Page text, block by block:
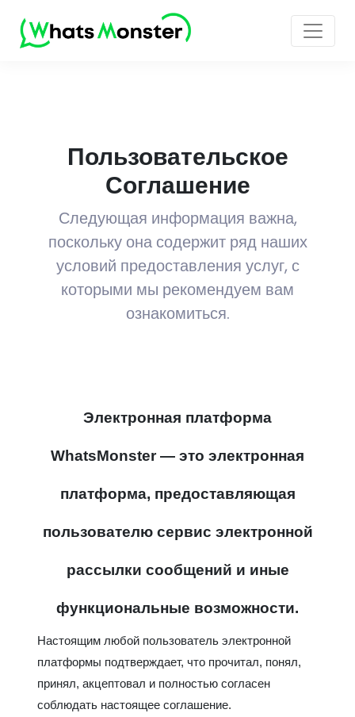
Пользовательское
Соглашение
Следующая информация важна,
поскольку она содержит ряд наших
условий предоставления услуг, с
которыми мы рекомендуем вам
ознакомиться.
Электронная платформа
WhatsMonster — это электронная
платформа, предоставляющая
пользователю сервис электронной
рассылки сообщений и иные
функциональные возможности.
Настоящим любой пользователь электронной
платформы подтверждает, что прочитал, понял,
принял, акцептовал и полностью согласен
соблюдать настоящее соглашение.